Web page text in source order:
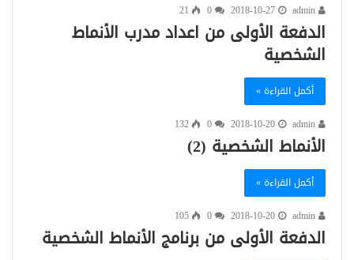
2018-10-27
21
الدفعة الأولى من اعداد مدرب الأنماط
الشخصية
أكمل القراءة »
2018-10-20
132
الأنماط الشخصية (2)
أكمل القراءة »
2018-10-20
105
الدفعة الأولى من برنامج الأنماط الشخصية